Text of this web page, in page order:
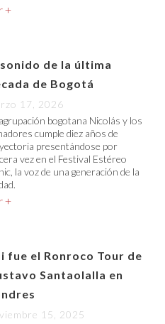
+
sonido de la última
de Bogotá
17, 2026
bogotana Nicolás y los
cumple diez años de
presentándose por
vez en el Festival Estéreo
la voz de una generación de la
+
fue el Ronroco Tour de
Santaolalla en
15, 2025